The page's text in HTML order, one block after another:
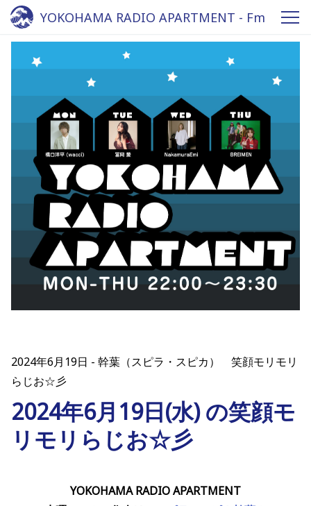
YOKOHAMA RADIO APARTMENT - Fm
yokohama 84.7
2024年6月19日
幹葉（スピラ・スピカ） 笑顔モリモリ
らじお☆彡
2024年6月19日(水) の笑顔モ
リモリらじお☆彡
YOKOHAMA RADIO APARTMENT